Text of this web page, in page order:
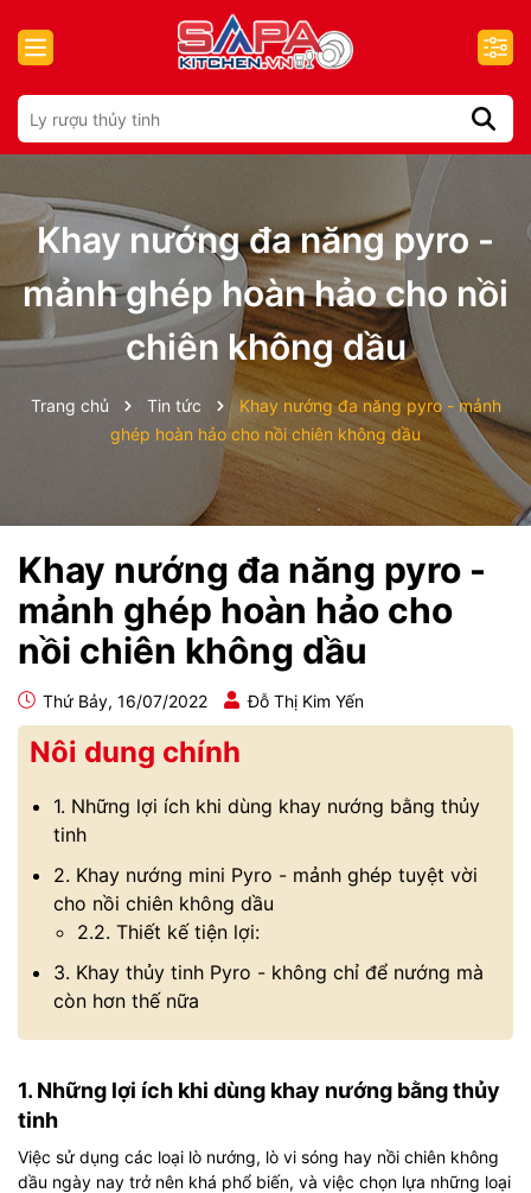
Khay nướng đa năng pyro -
mảnh ghép hoàn hảo cho nồi
chiên không dầu
Trang chủ Tin tức
Khay nướng đa năng pyro - mảnh
ghép hoàn hảo cho nồi chiên không dầu
Khay nướng đa năng pyro -
mảnh ghép hoàn hảo cho
nồi chiên không dầu
Thứ Bảy, 16/07/2022 Đỗ Thị Kim Yến
Nôi dung chính
1. Những lợi ích khi dùng khay nướng bằng thủy
tinh
2. Khay nướng mini Pyro - mảnh ghép tuyệt vời
cho nồi chiên không dầu
2.2. Thiết kế tiện lợi:
3. Khay thủy tinh Pyro - không chỉ để nướng mà
còn hơn thế nữa
1. Những lợi ích khi dùng khay nướng bằng thủy
tinh
Việc sử dụng các loại lò nướng, lò vi sóng hay nồi chiên không
dầu ngày nay trở nên khá phổ biến, và việc chọn lựa những loại